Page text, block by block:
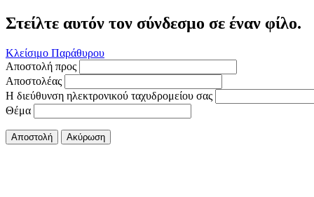
Στείλτε αυτόν τον σύνδεσμο σε έναν φίλο.
Κλείσιμο Παράθυρου
Αποστολή προς
Αποστολέας
Η διεύθυνση ηλεκτρονικού ταχυδρομείου σας
Θέμα
Αποστολή Ακύρωση